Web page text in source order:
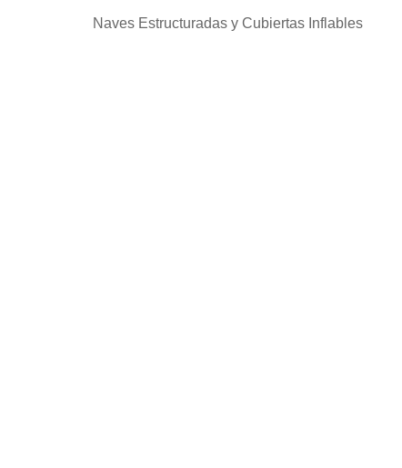
Naves Estructuradas y Cubiertas Inflables